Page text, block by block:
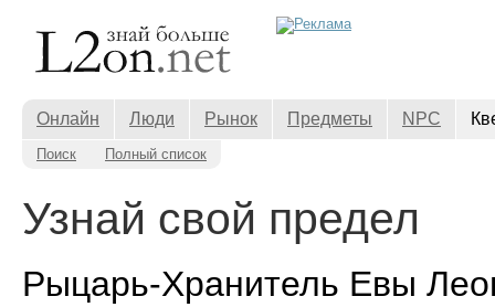
Онлайн Люди Рынок Предметы NPC
Поиск Полный список
Узнай свой предел
Рыцарь-Хранитель Евы